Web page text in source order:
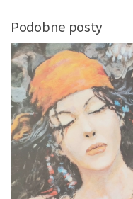
Podobne posty